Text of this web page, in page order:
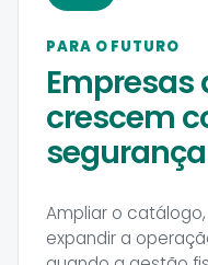
PARA O FUTURO
Empresas
crescem
Ampliar o
expandir a